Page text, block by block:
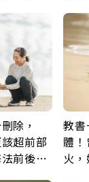
除，
超前部
前後差
教書
體
火